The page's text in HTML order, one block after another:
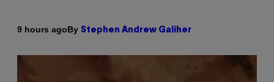
9 hours agoBy Stephen Andrew Galiher